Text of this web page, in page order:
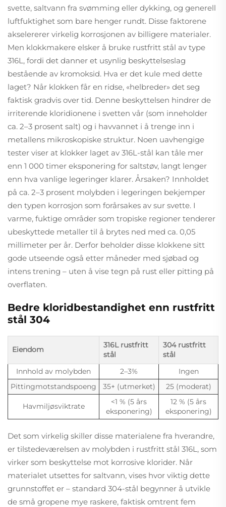
svette, saltvann fra svømming eller dykking, og generell
luftfuktighet som bare henger rundt. Disse faktorene
akselererer virkelig korrosjonen av billigere materialer.
Men klokkmakere elsker å bruke rustfritt stål av type
316L, fordi det danner et usynlig beskyttelseslag
bestående av kromoksid. Hva er det kule med dette
laget? Når klokken får en ridse, «helbreder» det seg
faktisk gradvis over tid. Denne beskyttelsen hindrer de
irriterende kloridionene i svetten vår (som inneholder
ca. 2–3 prosent salt) og i havvannet i å trenge inn i
metallens mikroskopiske struktur. Noen uavhengige
tester viser at klokker laget av 316L-stål kan tåle mer
enn 1 000 timer eksponering for saltstøv, langt lenger
enn hva vanlige legeringer klarer. Årsaken? Innholdet
på ca. 2–3 prosent molybden i legeringen bekjemper
den typen korrosjon som forårsakes av sur svette. I
varme, fuktige områder som tropiske regioner tenderer
ubeskyttede metaller til å brytes ned med ca. 0,05
millimeter per år. Derfor beholder disse klokkene sitt
gode utseende også etter måneder med sjøbad og
intens trening – uten å vise tegn på rust eller pitting på
overflaten.
Bedre kloridbestandighet enn rustfritt
stål 304
Eiendom
316L rustfritt
stål
304 rustfritt
stål
Innhold av molybden
2–3%
Ingen
Pittingmotstandspoeng
35+ (utmerket) 25 (moderat)
Havmiljøsviktrate
<1 % (5 års
eksponering)
12 % (5 års
eksponering)
Det som virkelig skiller disse materialene fra hverandre,
er tilstedeværelsen av molybden i rustfritt stål 316L, som
virker som beskyttelse mot korrosive klorider. Når
materialet utsettes for saltvann, vises hvor viktig dette
grunnstoffet er – standard 304-stål begynner å utvikle
de små gropene mye raskere, faktisk omtrent fem